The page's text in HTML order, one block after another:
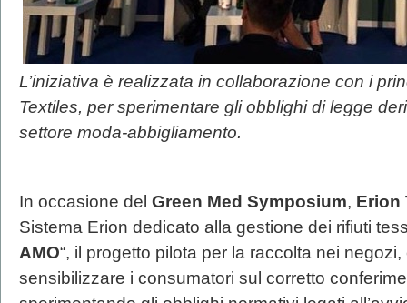
L’iniziativa è realizzata in collaborazione con i
Textiles, per sperimentare gli obblighi di legge
settore moda-abbigliamento.
In occasione del Green Med Symposium, Erion
Sistema Erion dedicato alla gestione dei rifiuti
AMO“, il progetto pilota per la raccolta nei
sensibilizzare i consumatori sul corretto